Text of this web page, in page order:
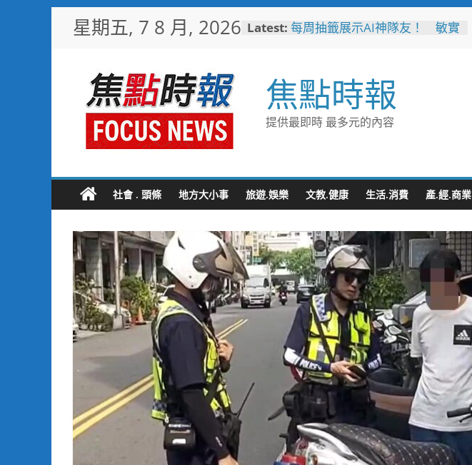
星期五, 7 8 月, 2026 Latest: 每周抽籤展示AI神隊友！ 敏實
比較、優缺點與電商變現全攻略
曾國城、王心凌、Roland 私下
也愛的深夜台味！傳承一甲子
「東引小吃店」外客都朝聖的國
白海豚逼近！台電鳳山區處提前
部署 1911、APP通報方式一
次看
焦點時報
提供最即時 最多元的內容
社會 . 頭條 地方大小事 旅遊.娛樂 文教.健康 生活.消費 產.經.商業